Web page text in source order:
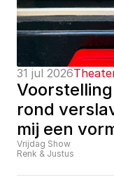
31 jul 2026
rond
mij een
Vrijdag Show
Renk & Justus